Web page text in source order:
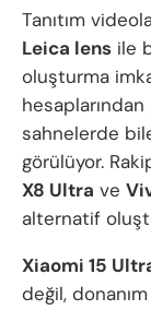
Tanıtım
Leica lens ile
oluşturma
sahnelerde
görülüyor.
X8 Ultra ve
alternatif
Xiaomi 15
değil,